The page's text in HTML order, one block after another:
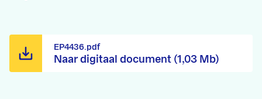
Naar digitaal document (1,03 Mb)
EP4436.pdf